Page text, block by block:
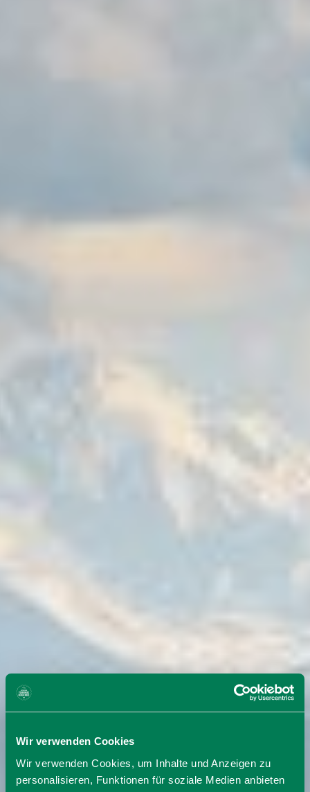
Wir verwenden Cookies
Wir verwenden Cookies, um Inhalte und Anzeigen zu
personalisieren, Funktionen für soziale Medien anbieten